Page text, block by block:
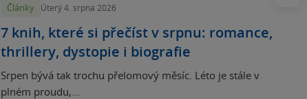
Články Úterý 4. srpna 2026
7 knih, které si přečíst v srpnu: romance,
thrillery, dystopie i biografie
Srpen bývá tak trochu přelomový měsíc. Léto je stále v
plném proudu,...